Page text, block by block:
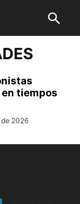
tiempos
de 2026